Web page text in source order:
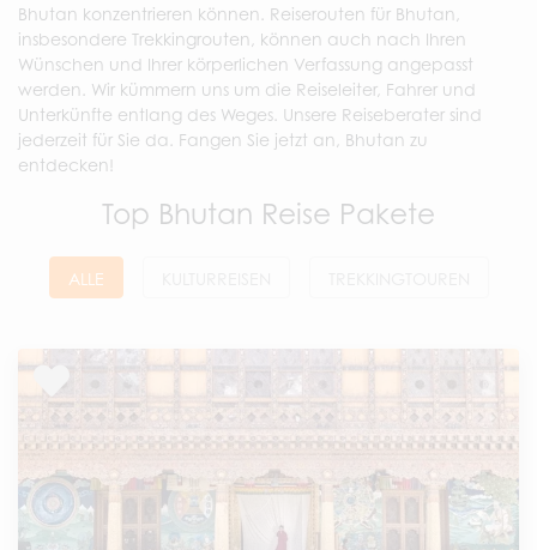
Bhutan konzentrieren können. Reiserouten für Bhutan,
insbesondere Trekkingrouten, können auch nach Ihren
Wünschen und Ihrer körperlichen Verfassung angepasst
werden. Wir kümmern uns um die Reiseleiter, Fahrer und
Unterkünfte entlang des Weges. Unsere Reiseberater sind
jederzeit für Sie da. Fangen Sie jetzt an, Bhutan zu
entdecken!
Top Bhutan Reise Pakete
ALLE